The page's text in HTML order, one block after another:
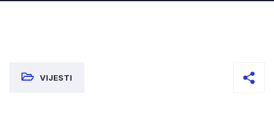
VIJESTI